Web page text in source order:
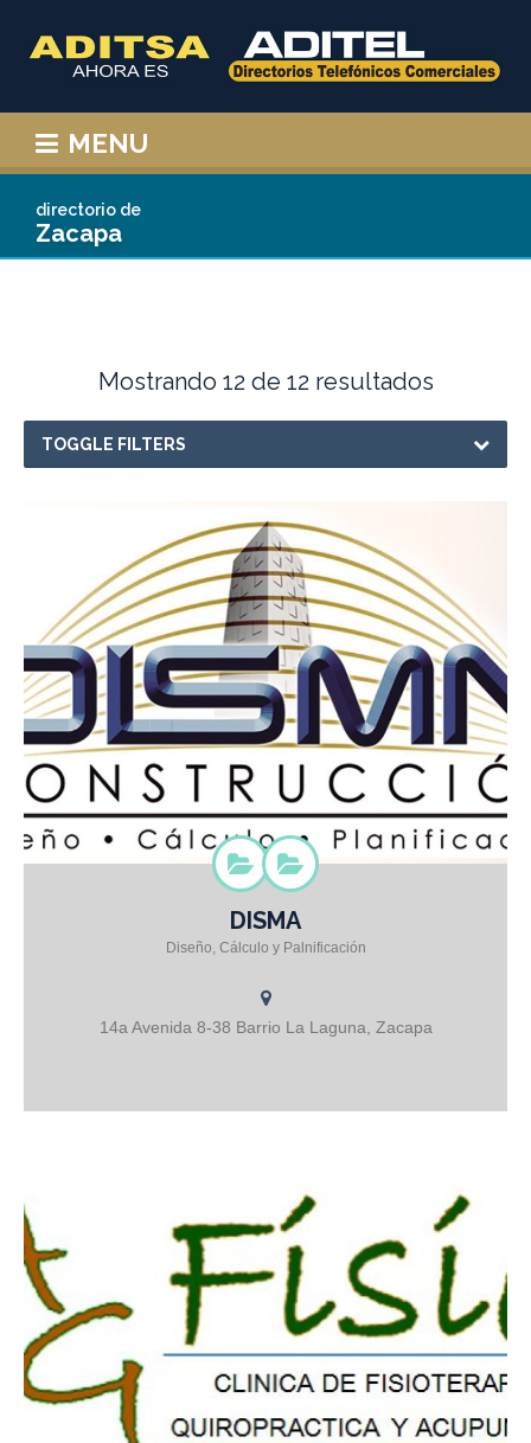
MENU
Zacapa
Mostrando 12 de 12 resultados
TOGGLE FILTERS
Arq. Josué Miranda
DISMA
Diseño, Cálculo y Palnificación
14a Avenida 8-38 Barrio La Laguna, Zacapa